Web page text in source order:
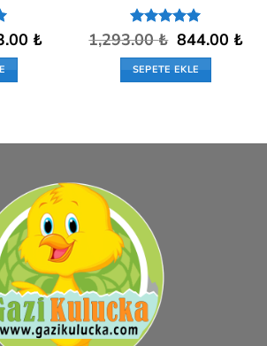
₺.
₺Şu
andaki
5 üzerinden
oy aldı
1,293.00₺ Orijinal
fiyat:
1,293.00 ₺.
844.00 ₺Şu
SEPETE EKLE